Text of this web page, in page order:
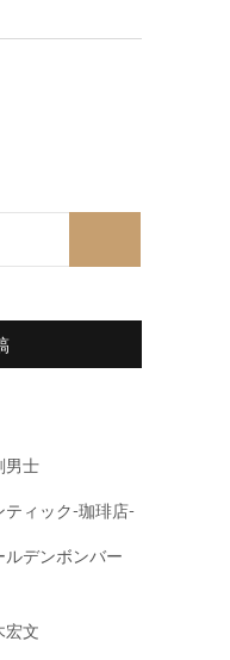
男士
ティック-珈琲店-
ルデンボンバー
宏文